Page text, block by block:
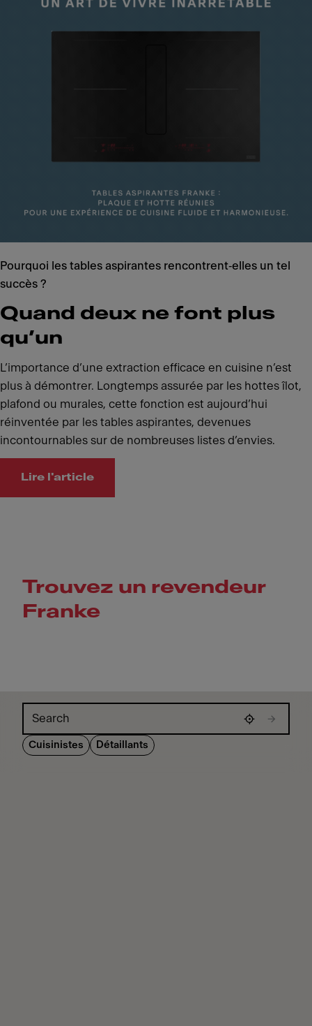
Pourquoi les tables aspirantes rencontrent‑elles un tel
succès ?
Quand deux ne font plus
qu’un
L’importance d’une extraction efficace en cuisine n’est
plus à démontrer. Longtemps assurée par les hottes îlot,
plafond ou murales, cette fonction est aujourd’hui
réinventée par les tables aspirantes, devenues
incontournables sur de nombreuses listes d’envies.
Lire l'article
Trouvez un revendeur
Franke
Cuisinistes Détaillants